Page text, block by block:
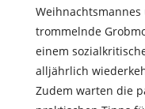
trommelnde
einem
alljährlich
Zudem warten die